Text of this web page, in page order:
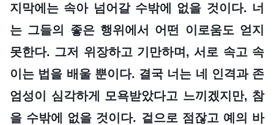
지막에는 속아 넘어갈 수밖에 없을 것이다. 너
는 그들의 좋은 행위에서 어떤 이로움도 얻지
못한다. 그저 위장하고 기만하며, 서로 속고 속
이는 법을 배울 뿐이다. 결국 너는 네 인격과 존
엄성이 심각하게 모욕받았다고 느끼겠지만, 참
을 수밖에 없을 것이다. 겉으로 점잖고 예의 바